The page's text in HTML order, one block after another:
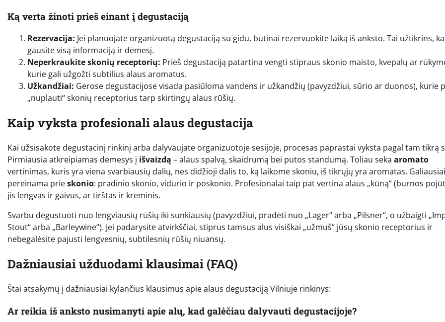
Ką verta žinoti prieš einant į degustaciją
Rezervacija: Jei planuojate organizuotą degustaciją su gidu, būtinai rezervuokite laiką iš anksto. Tai užtikrins,
gausite visą informaciją ir dėmesį.
Neperkraukite skonių receptorių: Prieš degustaciją patartina vengti stipraus skonio maisto, kvepalų ar
kurie gali užgožti subtilius alaus aromatus.
Užkandžiai: Gerose degustacijose visada pasiūloma vandens ir užkandžių (pavyzdžiui, sūrio ar duonos), kurie
„nuplauti“ skonių receptorius tarp skirtingų alaus rūšių.
Kaip vyksta profesionali alaus degustacija
Kai užsisakote degustacinį rinkinį arba dalyvaujate organizuotoje sesijoje, procesas paprastai vyksta pagal tam tikrą
Pirmiausia atkreipiamas dėmesys į išvaizdą – alaus spalvą, skaidrumą bei putos standumą. Toliau seka aromato
vertinimas, kuris yra viena svarbiausių dalių, nes didžioji dalis to, ką laikome skoniu, iš tikrųjų yra aromatas. Galiausiai
pereinama prieskonio: pradinio skonio, vidurio ir poskonio. Profesionalai taip pat vertina alaus „kūną“ (burnos
jis lengvas ir gaivus, ar tirštas ir kreminis.
Svarbu degustuoti nuo lengviausių rūšių iki sunkiausių (pavyzdžiui, pradėti nuo „Lager“ arba „Pilsner“, o užbaigti
Stout“ arba „Barleywine“). Jei padarysite atvirkščiai, stiprus tamsus alus visiškai „užmuš“ jūsų skonio receptorius ir
nebegalėsite pajusti lengvesnių, subtilesnių rūšių niuansų.
Dažniausiai užduodami klausimai (FAQ)
Štai atsakymų į dažniausiai kylančius klausimus apie alaus degustaciją Vilniuje rinkinys:
Ar reikia iš anksto nusimanyti apie alų, kad galėčiau dalyvauti degustacijoje?